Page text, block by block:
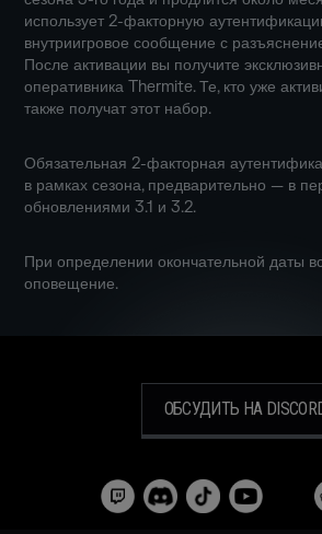
использует 2-факторную
внутриигровое сообщение с
После активации вы получите
оперативника Thermite. Те, кто уже
также получат этот набор.
Обязательная 2-факторная
в рамках сезона, предварительно — в
обновлениями 3.1 и 3.2.
При определении окончательной даты
оповещение.
ОБСУДИТЬ НА